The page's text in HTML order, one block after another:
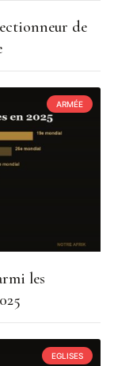
de
ARMÉE
les
EGLISES